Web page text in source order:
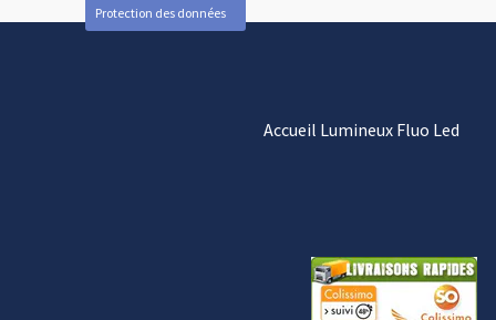
Protection des données
Accueil Lumineux Fluo Led